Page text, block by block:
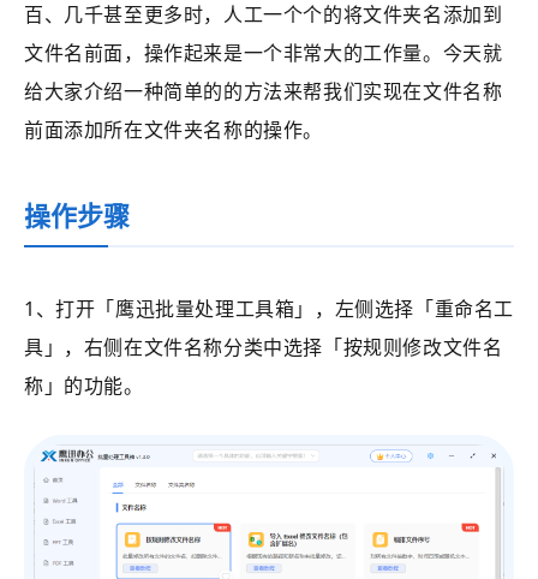
百、几千甚至更多时，人工一个个的将文件夹名添加到
文件名前面，操作起来是一个非常大的工作量。今天就
给大家介绍一种简单的的方法来帮我们实现在文件名称
前面添加所在文件夹名称的操作。
操作步骤
1、打开 「鹰迅批量处理工具箱」 ，左侧选择 「重命名工
具」 ，右侧在文件名称分类中选择 「按规则修改文件名
称 」的功能。